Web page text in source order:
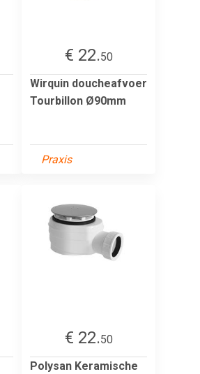
€ 22.50
Wirquin doucheafvoer
Tourbillon Ø90mm
Praxis
€ 22.50
Polysan Keramische